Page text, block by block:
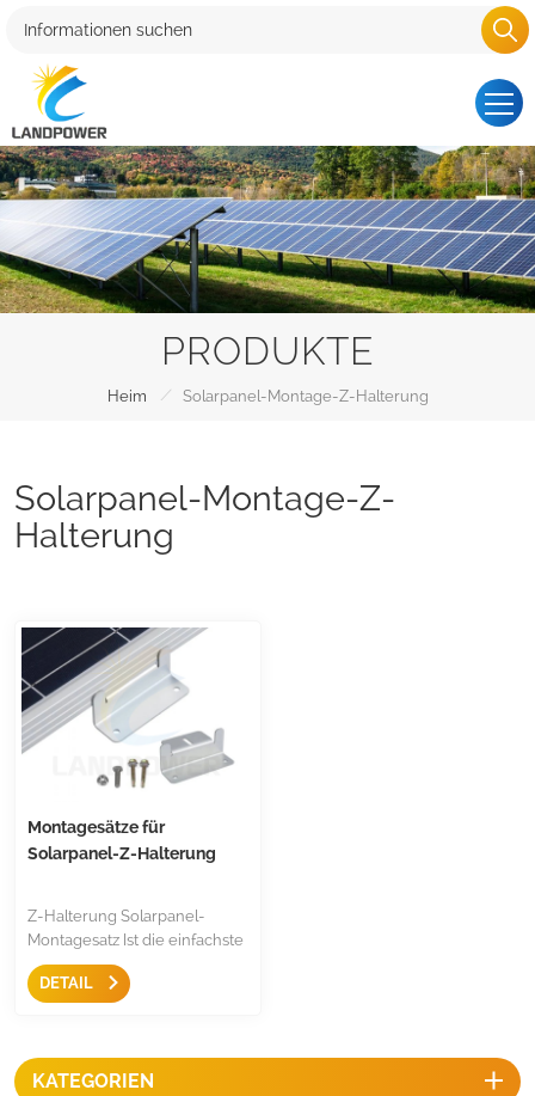
PRODUKTE
Heim / Solarpanel-Montage-Z-Halterung
Solarpanel-Montage-Z-
Halterung
Montagesätze für
Solarpanel-Z-Halterung
Z-Halterung Solarpanel-
Montagesatz Ist die einfachste
Montage zur Befestigung der
meisten Paneele, mit
den Farben Schwarz oder
Silber, Montage auf
DETAIL
KATEGORIEN